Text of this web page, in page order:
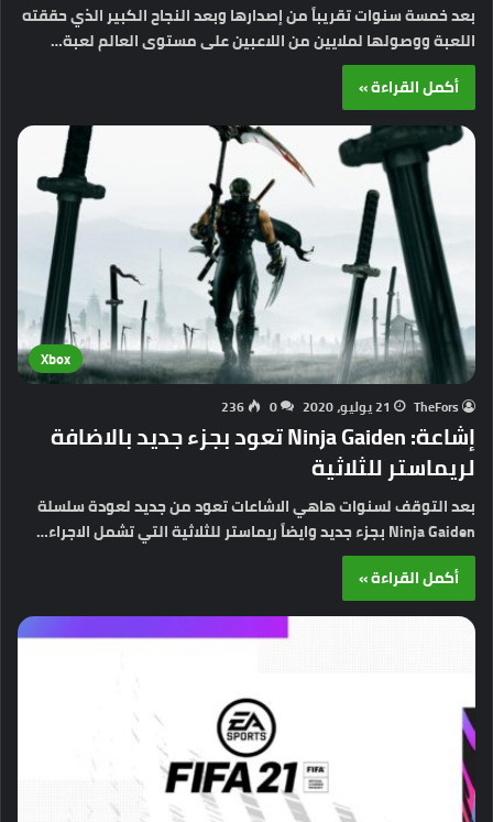
بعد خمسة سنوات تقريباً من إصدارها وبعد النجاح الكبير الذي حققته
اللعبة ووصولها لملايين من اللاعبين على مستوى العالم لعبة…
أكمل القراءة »
Xbox
TheFors 21 يوليو، 2020 0
236
إشاعة: Ninja Gaiden تعود بجزء جديد بالاضافة
لريماستر للثلاثية
بعد التوقف لسنوات هاهي الاشاعات تعود من جديد لعودة سلسلة
Ninja Gaiden بجزء جديد وايضاً ريماستر للثلاثية التي تشمل الاجراء…
أكمل القراءة »